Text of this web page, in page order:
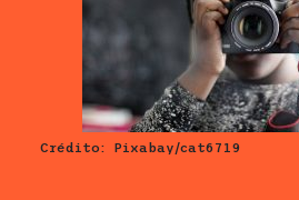
Crédito: Pixabay/cat6719